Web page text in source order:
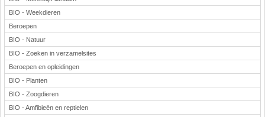
BIO - Weekdieren
Beroepen
BIO - Natuur
BIO - Zoeken in verzamelsites
Beroepen en opleidingen
BIO - Planten
BIO - Zoogdieren
BIO - Amfibieën en reptielen